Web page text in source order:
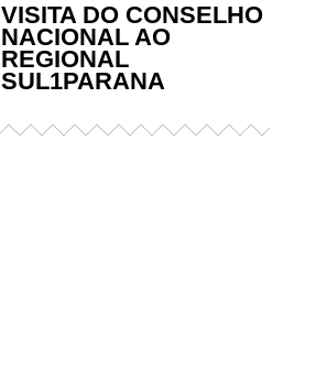
VISITA DO CONSELHO
NACIONAL AO
REGIONAL
SUL1PARANA